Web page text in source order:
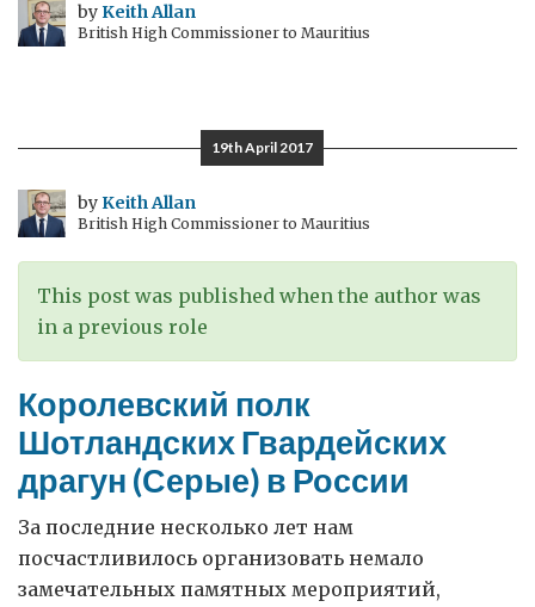
byKeith Allan
British High Commissioner to Mauritius
19th April 2017
byKeith Allan
British High Commissioner to Mauritius
This post was published when the author was
in a previous role
Королевский полк
Шотландских Гвардейских
драгун (Серые) в России
За последние несколько лет нам
посчастливилось организовать немало
замечательных памятных мероприятий,